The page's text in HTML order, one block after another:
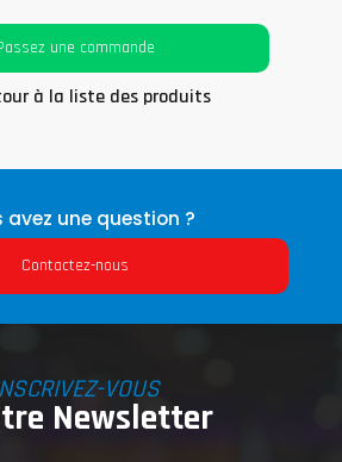
une commande
à la liste des produits
avez une question ?
Contactez-nous
VOUS
Newsletter